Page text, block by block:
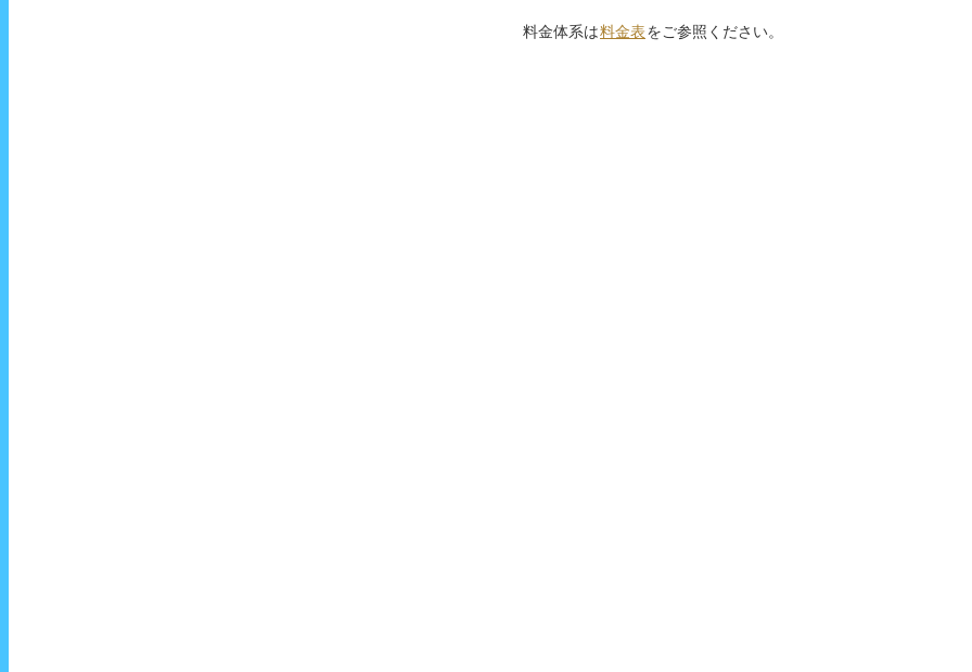
料金体系は料金表をご参照ください。